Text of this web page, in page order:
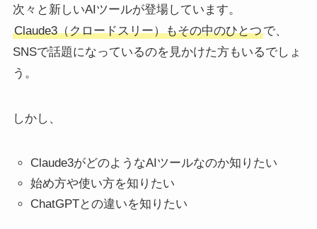
次々と新しいAIツールが登場しています。
Claude3（クロードスリー）もその中のひとつで、
SNSで話題になっているのを見かけた方もいるでしょ
う。
しかし、
Claude3がどのようなAIツールなのか知りたい
始め方や使い方を知りたい
ChatGPTとの違いを知りたい